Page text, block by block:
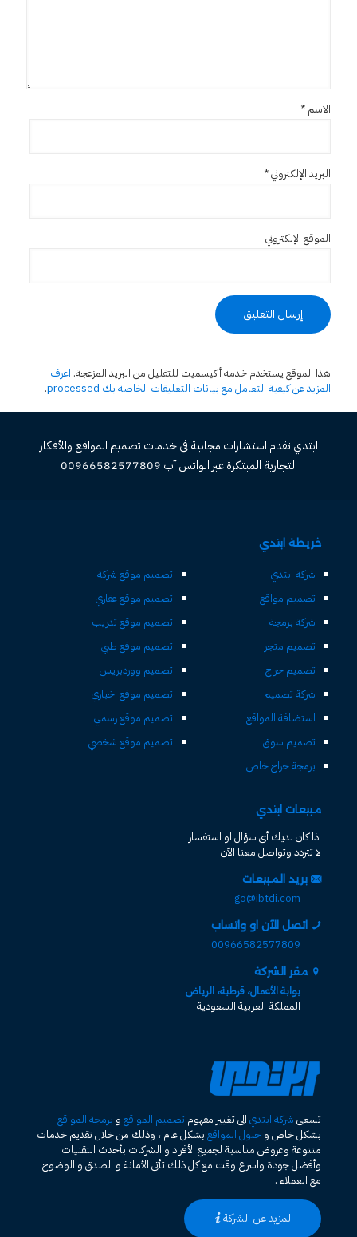
الاسم *
البريد الإلكتروني*
الموقع الإلكتروني
هذا الموقع يستخدم خدمة أكيسميت للتقليل من البريد المزعجة. اعرف
المزيد عن كيفية التعامل مع بيانات التعليقات الخاصة بك processed
.
ابتدي تقدم استشارات مجانية فى خدمات تصميم المواقع والأفكار
التجارية المبتكرة عبر الواتس آب 00966582577809
خريطة ابتدي
شركة ابتدي
تصميم مواقع
شركة برمجة
تصميم متجر
تصميم حراج
شركة تصميم
استضافة المواقع
تصميم سوق
برمجة حراج خاص
تصميم موقع شركة
تصميم موقع عقاري
تصميم موقع تدريب
تصميم موقع طبي
تصميم ووردبريس
تصميم موقع اخباري
تصميم موقع رسمي
تصميم موقع شخصي
مبيعات ابتدي
اذا كان لديك أى سؤال او استفسار
لا تتردد وتواصل معنا الآن
بريد المبيعات
go@ibtdi.com
اتصل الآن او واتساب
00966582577809
مقر الشركة
بوابة الأعمال، قرطبة، الرياض
المملكة العربية السعودية
تسعى شركة ابتدي الى تغيير مفهوم تصميم المواقع و برمجة المواقع
بشكل خاص و حلول المواقع بشكل عام ، وذلك من خلال تقديم خدمات
متنوعة وعروض مناسبة لجميع الأفراد و الشركات بأحدث التقنيات
وأفضل جودة واسرع وقت مع كل ذلك تأتى الأمانة و الصدق و الوضوح
مع العملاء .
المزيد عن الشركة